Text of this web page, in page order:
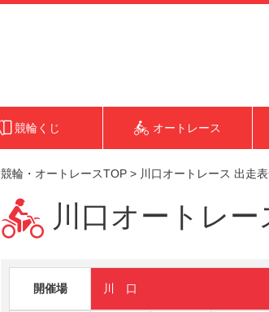
競輪くじ オートレース
競輪・オートレースTOP > 川口オートレース 出走
川口オートレー
開催場 川 口